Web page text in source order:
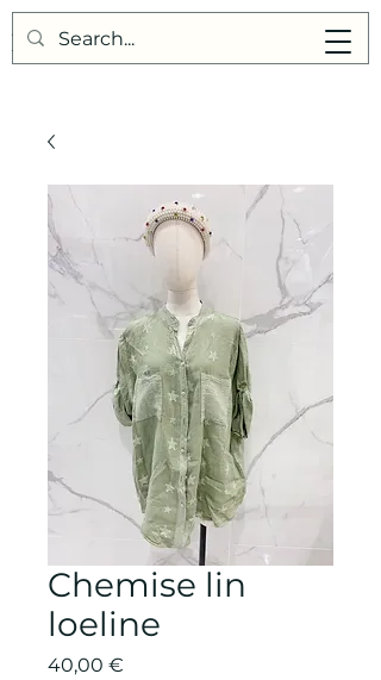
Points de Suture
Chemise lin
loeline
40,00 €